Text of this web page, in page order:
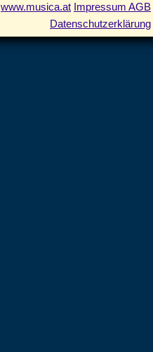
www.musica.at Impressum AGB
Datenschutzerklärung